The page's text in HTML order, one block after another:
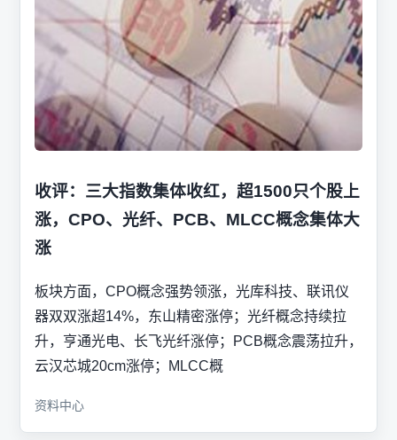
收评：三大指数集体收红，超1500只个股上
涨，CPO、光纤、PCB、MLCC概念集体大
涨
板块方面，CPO概念强势领涨，光库科技、联讯仪
器双双涨超14%，东山精密涨停；光纤概念持续拉
升，亨通光电、长飞光纤涨停；PCB概念震荡拉升，
云汉芯城20cm涨停；MLCC概
资料中心